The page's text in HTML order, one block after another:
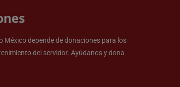
México depende de donaciones para los
del servidor. Ayúdanos y dona